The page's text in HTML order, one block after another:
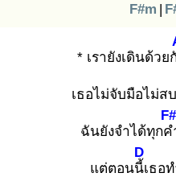
F#m |
* เรายังเดินด้วย
เธอไม่จับมือไม่ส
ฉันยังจำได้ทุกค
แต่ตอนนี้เ
D
ธอ